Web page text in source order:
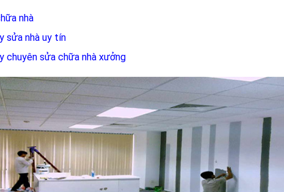
nhà
sửa nhà uy tín
chuyên sửa chữa nhà xưởng